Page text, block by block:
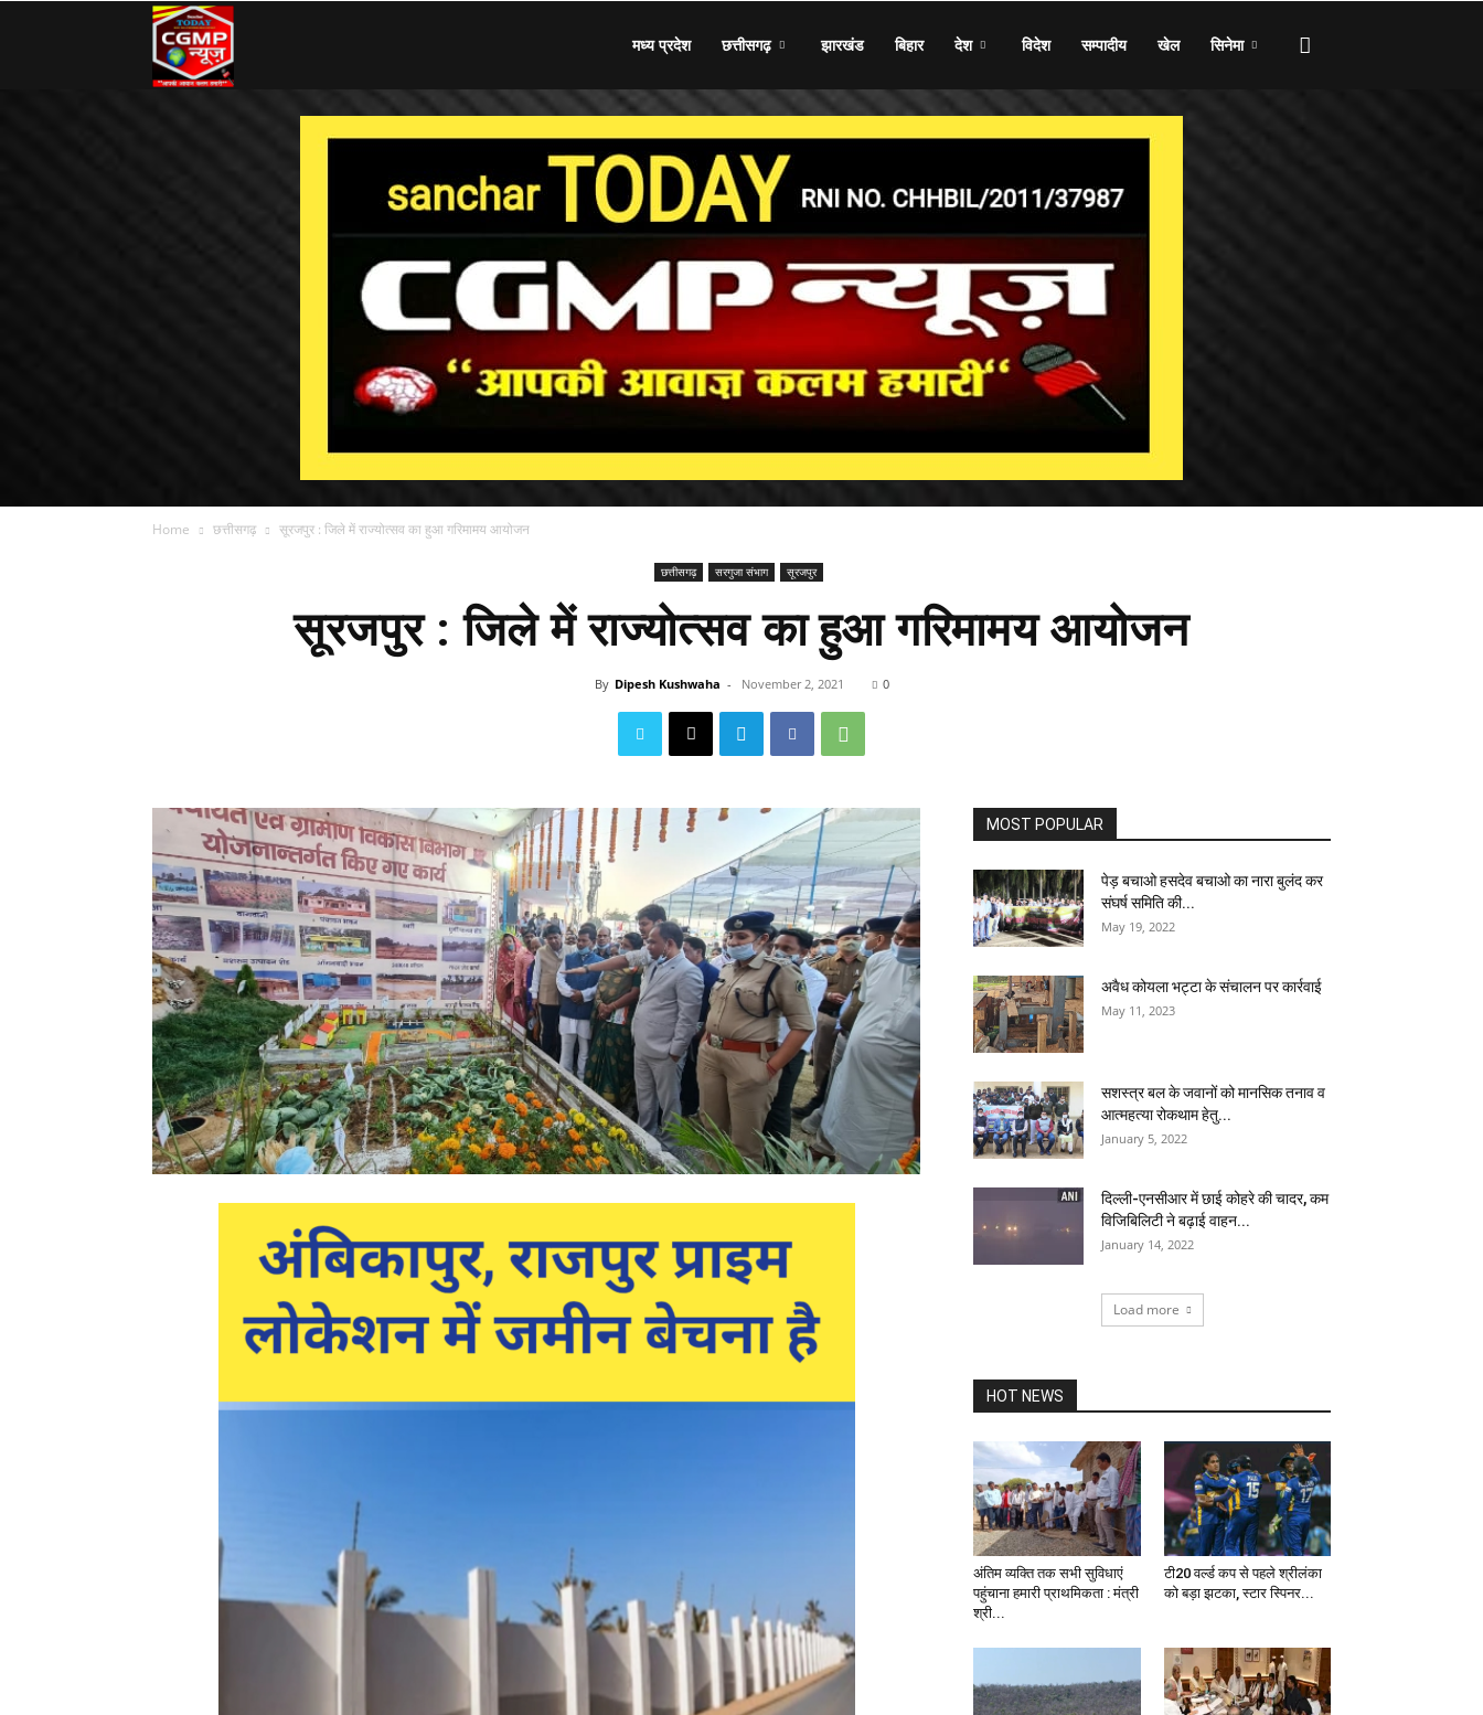
मध्य प्रदेश छत्तीसगढ़ झारखंड बिहार देश विदेश सम्पादीय खेल सिनेमा
Home छत्तीसगढ़ सूरजपुर : जिले में राज्योत्सव का हुआ गरिमामय आयोजन
छत्तीसगढ़ सरगुजा संभाग सूरजपुर
सूरजपुर : जिले में राज्योत्सव का हुआ गरिमामय आयोजन
By Dipesh Kushwaha - November 2, 2021 0
MOST POPULAR
पेड़ बचाओ हसदेव बचाओ का नारा बुलंद कर
संघर्ष समिति की...
May 19, 2022
अवैध कोयला भट्टा के संचालन पर कार्रवाई
May 11, 2023
सशस्त्र बल के जवानों को मानसिक तनाव व
आत्महत्या रोकथाम हेतु...
January 5, 2022
दिल्ली-एनसीआर में छाई कोहरे की चादर, कम
विजिबिलिटी ने बढ़ाई वाहन...
January 14, 2022
Load more
HOT NEWS
अंतिम व्यक्ति तक सभी सुविधाएं
पहुंचाना हमारी प्राथमिकता : मंत्री
श्री...
टी20 वर्ल्ड कप से पहले श्रीलंका
को बड़ा झटका, स्टार स्पिनर...